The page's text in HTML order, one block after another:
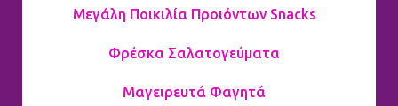
Μεγάλη Ποικιλία Προιόντων Snacks
Φρέσκα Σαλατογεύματα
Μαγειρευτά Φαγητά